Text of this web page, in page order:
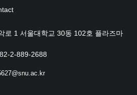
로 1 서울대학교 30동 102호 플라즈마
2-889-2688